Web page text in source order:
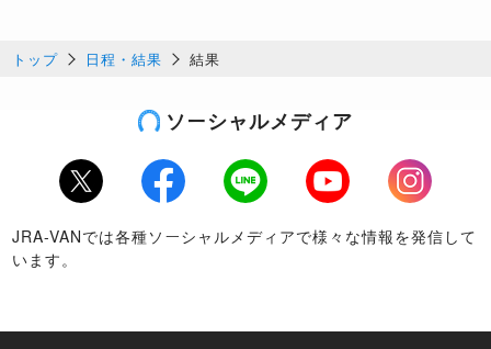
トップ 日程・結果 結果
ソーシャルメディア
Twitter Facebook LINE Youtube
Instagram
JRA-VANでは各種ソーシャルメディアで様々な情報を発信して
います。